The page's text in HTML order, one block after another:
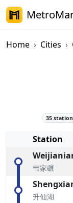
Home Cities
35
Station
韦家碾
升仙湖